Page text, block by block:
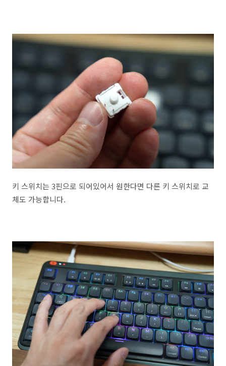
키 스위치는 3핀으로 되어있어서 원한다면 다른 키 스위치로 교
체도 가능합니다.